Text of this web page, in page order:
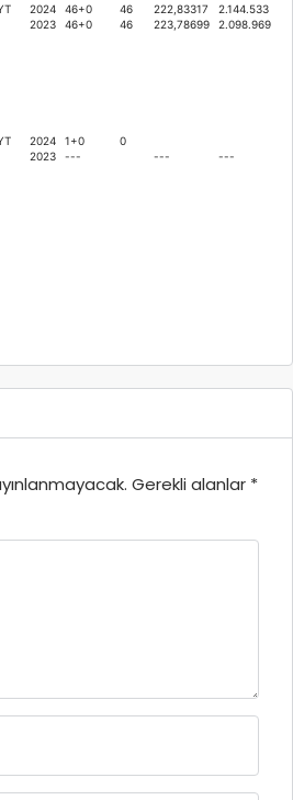
2024
2023
46+0
46+0
46
46
222,83317
223,78699
2.144.533
2.098.969
2024
2023
1+0
---
0
---
---
Gerekli alanlar *